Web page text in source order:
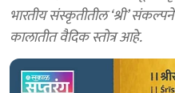
भारतीय संस्कृतीतील ‘श्री’
कालातीत वैदिक स्तोत्र आहे.